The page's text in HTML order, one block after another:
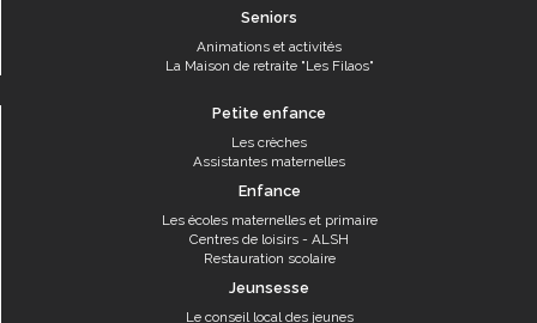
Seniors
Animations et activités
La Maison de retraite "Les Filaos"
Petite enfance
Les crèches
Assistantes maternelles
Enfance
Les écoles maternelles et primaire
Centres de loisirs - ALSH
Restauration scolaire
Jeunsesse
Le conseil local des jeunes